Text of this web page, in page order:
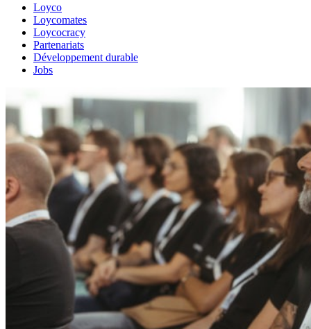
Loyco
Loycomates
Loycocracy
Partenariats
Développement durable
Jobs